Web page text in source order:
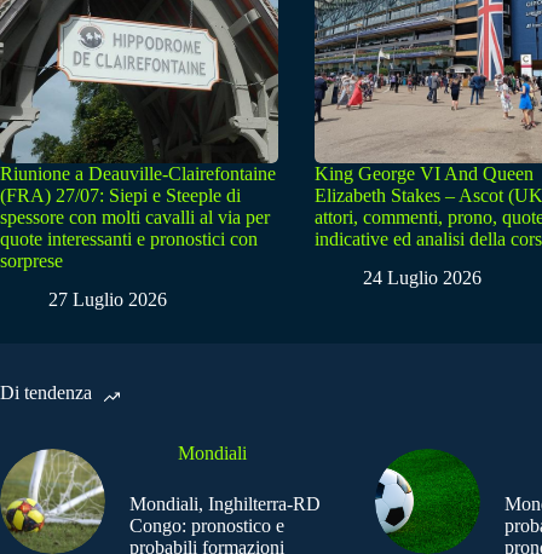
Riunione a Deauville-Clairefontaine
(FRA) 27/07: Siepi e Steeple di
spessore con molti cavalli al via per
quote interessanti e pronostici con
sorprese
27 Luglio 2026
King George VI And Queen
Elizabeth Stakes – Ascot
attori, commenti, prono,
indicative ed analisi della
24 Luglio 2026
Di tendenza
Mondiali
Mondiali, Inghilterra-RD
Congo: pronostico e
probabili formazioni